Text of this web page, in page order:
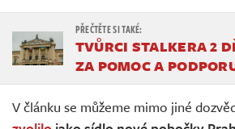
TVŮRCI STALKERA 2
ZA POMOC A
V článku se můžeme mimo jiné